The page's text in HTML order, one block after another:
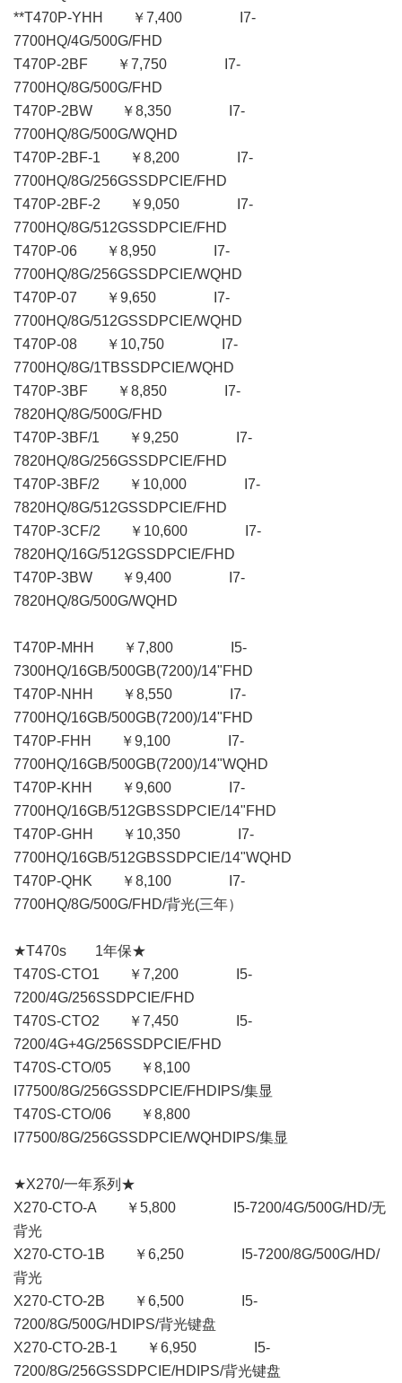
**T470P-YHH ￥7,400 I7-
7700HQ/4G/500G/FHD
T470P-2BF ￥7,750 I7-
7700HQ/8G/500G/FHD
T470P-2BW ￥8,350 I7-
7700HQ/8G/500G/WQHD
T470P-2BF-1 ￥8,200 I7-
7700HQ/8G/256GSSDPCIE/FHD
T470P-2BF-2 ￥9,050 I7-
7700HQ/8G/512GSSDPCIE/FHD
T470P-06 ￥8,950 I7-
7700HQ/8G/256GSSDPCIE/WQHD
T470P-07 ￥9,650 I7-
7700HQ/8G/512GSSDPCIE/WQHD
T470P-08 ￥10,750 I7-
7700HQ/8G/1TBSSDPCIE/WQHD
T470P-3BF ￥8,850 I7-
7820HQ/8G/500G/FHD
T470P-3BF/1 ￥9,250 I7-
7820HQ/8G/256GSSDPCIE/FHD
T470P-3BF/2 ￥10,000 I7-
7820HQ/8G/512GSSDPCIE/FHD
T470P-3CF/2 ￥10,600 I7-
7820HQ/16G/512GSSDPCIE/FHD
T470P-3BW ￥9,400 I7-
7820HQ/8G/500G/WQHD
T470P-MHH ￥7,800 I5-
7300HQ/16GB/500GB(7200)/14"FHD
T470P-NHH ￥8,550 I7-
7700HQ/16GB/500GB(7200)/14"FHD
T470P-FHH ￥9,100 I7-
7700HQ/16GB/500GB(7200)/14"WQHD
T470P-KHH ￥9,600 I7-
7700HQ/16GB/512GBSSDPCIE/14"FHD
T470P-GHH ￥10,350 I7-
7700HQ/16GB/512GBSSDPCIE/14"WQHD
T470P-QHK ￥8,100 I7-
7700HQ/8G/500G/FHD/背光(三年）
★T470s 1年保★
T470S-CTO1 ￥7,200 I5-
7200/4G/256SSDPCIE/FHD
T470S-CTO2 ￥7,450 I5-
7200/4G+4G/256SSDPCIE/FHD
T470S-CTO/05 ￥8,100
I77500/8G/256GSSDPCIE/FHDIPS/集显
T470S-CTO/06 ￥8,800
I77500/8G/256GSSDPCIE/WQHDIPS/集显
★X270/一年系列★
X270-CTO-A ￥5,800 I5-7200/4G/500G/HD/无
背光
X270-CTO-1B ￥6,250 I5-7200/8G/500G/HD/
背光
X270-CTO-2B ￥6,500 I5-
7200/8G/500G/HDIPS/背光键盘
X270-CTO-2B-1 ￥6,950 I5-
7200/8G/256GSSDPCIE/HDIPS/背光键盘